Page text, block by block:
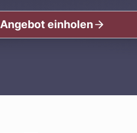
Angebot einholen